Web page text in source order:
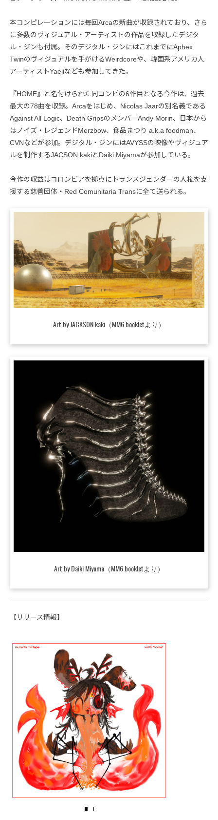
本コンピレーションには毎回Arcaの新曲が収録されており、さら
に多数のヴィジュアル・アーティストの作品を収録したデジタ
ル・ジンも付属。そのデジタル・ジンにはこれまでにAphex
Twinのヴィジュアルを手がけるWeirdcoreや、韓国系アメリカ人
アーティストYaejiなども参加してきた。
『HOME』と名付けられた同コンピの6作目となる今作は、過去
最大の78曲を収録。Arcaをはじめ、Nicolas Jaarの別名義である
Against All Logic、Death GripsのメンバーAndy Morin、日本から
はノイズ・レジェンドMerzbow、食品まつり a.k.a foodman、
CVNなどが参加。デジタル・ジンにはAVYSSの映像やヴィジュア
ルを制作するJACSON kakiとDaiki Miyamaが参加している。
今作の収益はコロンビアを拠点にトランスジェンダーの人権を支
援する慈善団体・Red Comunitaria Transに全て送られる。
Art by JACKSON kaki（MM6 bookletより）
Art by Daiki Miyama（MM6 bookletより）
【リリース情報】